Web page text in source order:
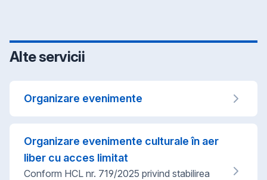
Alte servicii
Organizare evenimente
Organizare evenimente culturale în aer
liber cu acces limitat
Conform HCL nr. 719/2025 privind stabilirea